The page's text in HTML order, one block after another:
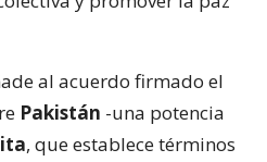
al acuerdo firmado el
Pakistán -una potencia
, que establece términos